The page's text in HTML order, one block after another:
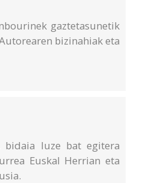
gaztetasunetik
bizinahiak eta
bidaia luze bat egitera
Euskal Herrian eta